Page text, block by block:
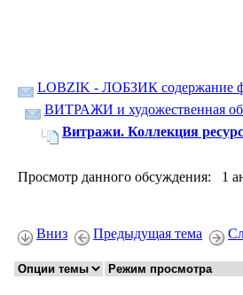
LOBZIK - ЛОБЗИК содержание
ВИТРАЖИ и художественная
Витражи. Коллекция
Просмотр данного обсуждения: 1
Вниз Предыдущая тема